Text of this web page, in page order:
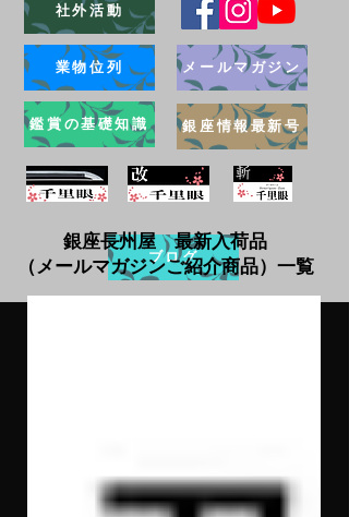
社外活動
業物位列
鑑賞の基礎知識
メールマガジン
銀座情報最新号
ブログ
銀座長州屋 最新入荷品
（メールマガジンご紹介商品）一覧